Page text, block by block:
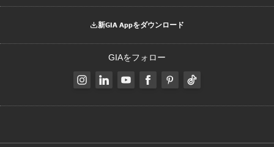
新GIA Appをダウンロード
GIAをフォロー